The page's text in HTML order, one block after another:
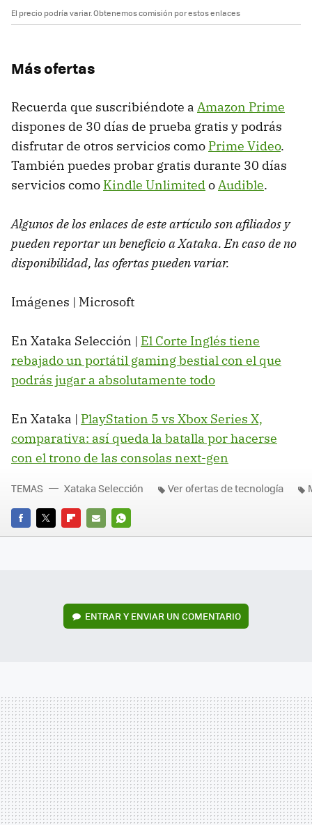
El precio podría variar. Obtenemos comisión por estos enlaces
Más ofertas
Recuerda que suscribiéndote a Amazon Prime
dispones de 30 días de prueba gratis y podrás
disfrutar de otros servicios como Prime Video.
También puedes probar gratis durante 30 días
servicios como Kindle UnlimitedoAudible.
Algunos de los enlaces de este artículo son afiliados y
pueden reportar un beneficio a Xataka. En caso de no
disponibilidad, las ofertas pueden variar.
Imágenes | Microsoft
En Xataka Selección | El Corte Inglés tiene
rebajado un portátil gaming bestial con el que
podrás jugar a absolutamente todo
En Xataka | PlayStation 5 vs Xbox Series X,
comparativa: así queda la batalla por hacerse
con el trono de las consolas next-gen
FACEBOOK
TWITTERFLIPBOARD
E-
WHATSAPP
TEMAS Xataka Selección Ver ofertas de tecnología
ENTRAR Y ENVIAR UN COMENTARIO